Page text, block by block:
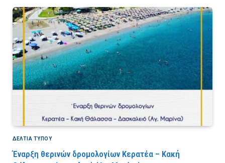
ΔΕΛΤΙΑ ΤΥΠΟΥ
Έναρξη θερινών δρομολογίων Κερατέα – Κακή